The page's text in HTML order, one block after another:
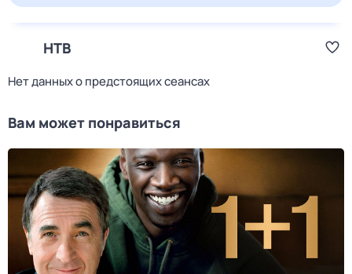
НТВ
Нет данных о предстоящих сеансах
Вам может понравиться